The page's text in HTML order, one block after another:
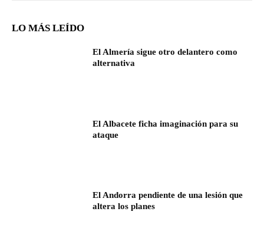
LO MÁS LEÍDO
El Almería sigue otro delantero como
alternativa
El Albacete ficha imaginación para su
ataque
El Andorra pendiente de una lesión que
altera los planes